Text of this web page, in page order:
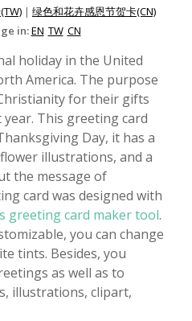
| 绿色和花卉感恩节贺卡(CN)
in:EN TW CN
holiday in the United
America. The purpose
for their gifts
This greeting card
Day, it has a
illustrations, and a
the message of
card was designed with
greeting card maker tool.
you can change
tints. Besides, you
as well as to
illustrations, clipart,